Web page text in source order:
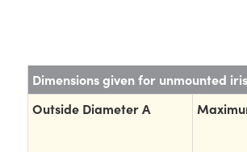
Dimensions given for unmounted
Outside Diameter A